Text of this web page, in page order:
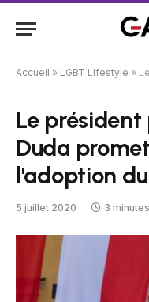
Accueil » LGBT Lifestyle » Le
Le
Duda
l'adoption
5 juillet 2020 3 minutes